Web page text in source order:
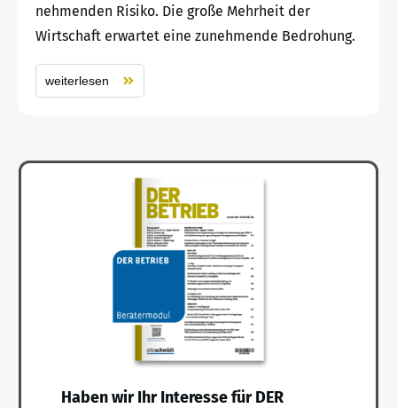
nehmenden Risiko. Die große Mehrheit der
Wirtschaft erwartet eine zunehmende Bedrohung.
weiterlesen
Haben wir Ihr Interesse für DER